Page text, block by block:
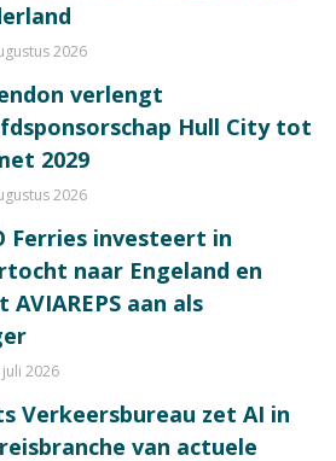
2026
verlengt
Hull City tot
2029
2026
Ferries investeert in
naar Engeland en
AVIAREPS aan als
2026
Verkeersbureau zet AI in
van actuele